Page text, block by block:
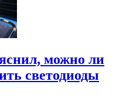
можно ли
светодиоды